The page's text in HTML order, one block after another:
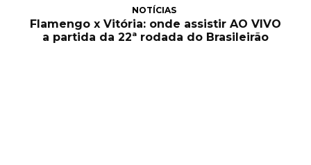
NOTÍCIAS
Flamengo x Vitória: onde assistir AO VIVO
a partida da 22ª rodada do Brasileirão